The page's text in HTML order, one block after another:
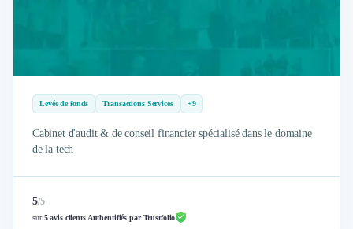
Veille commerciale
Photographie
Études Marketing
Présentations PowerPoint
Data Marketing
Levée de fonds Transactions Services +9
Cabinet d'audit & de conseil financier spécialisé dans le domaine
de la tech
5/5
sur5 avis clients Authentifiés par Trustfolio